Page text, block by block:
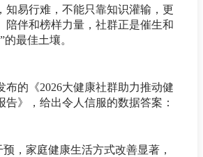
知易行难，不能只靠知识灌输，更
陪伴和榜样力量，社群正是催生和
最佳土壤。
布的《2026大健康社群助力推动健
告》，给出令人信服的数据答案：
，家庭健康生活方式改善显著，